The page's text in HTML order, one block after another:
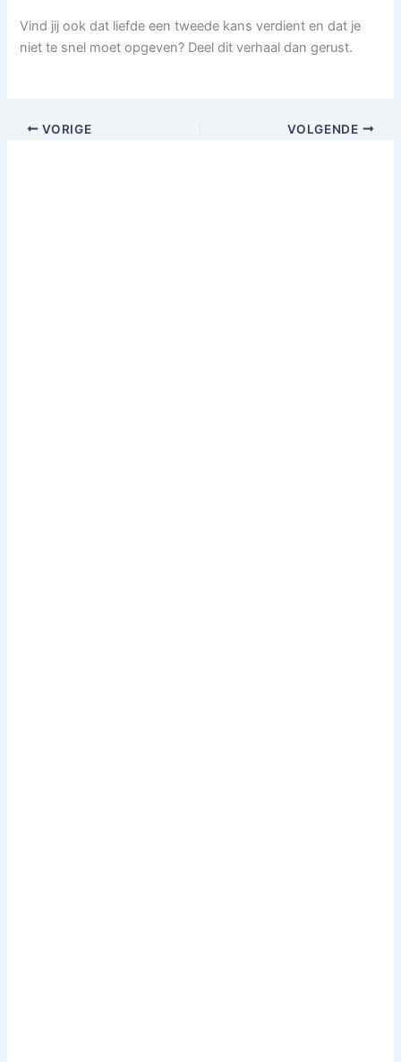
Vind jij ook dat liefde een tweede kans verdient en dat je
niet te snel moet opgeven? Deel dit verhaal dan gerust.
VORIGE VOLGENDE